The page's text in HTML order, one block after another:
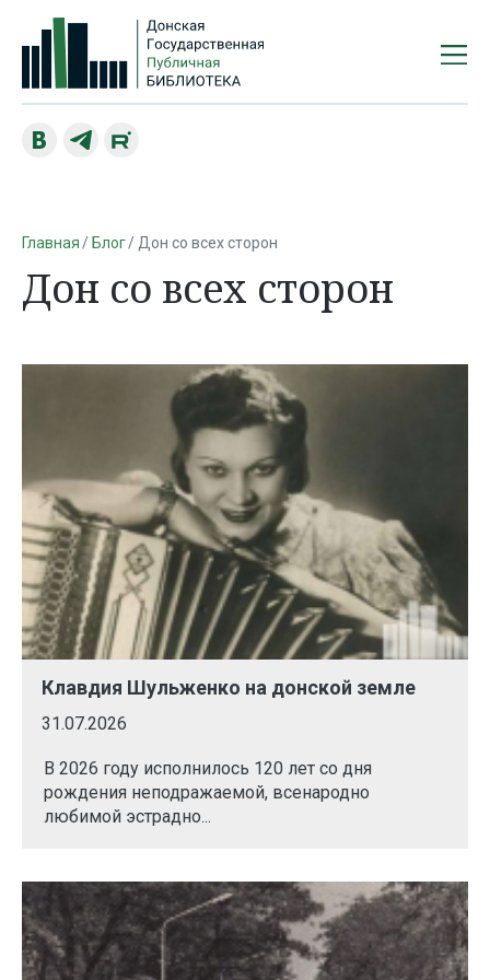
Главная Блог Дон со всех сторон
Дон со всех сторон
Клавдия Шульженко на донской земле
31.07.2026
В 2026 году исполнилось 120 лет со дня
рождения неподражаемой, всенародно
любимой эстрадно...